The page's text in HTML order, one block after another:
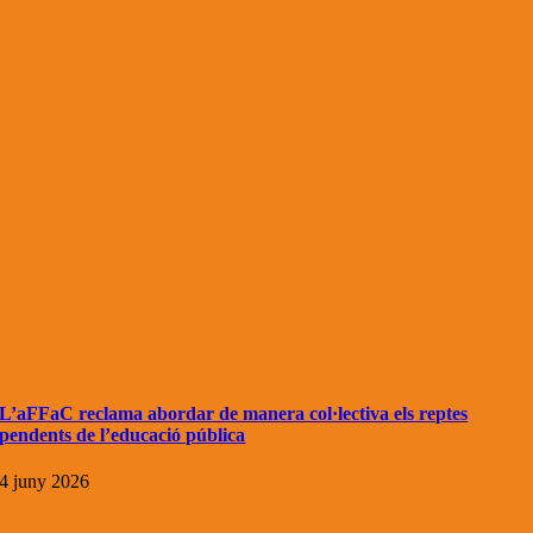
L’aFFaC reclama abordar de manera col·lectiva els reptes
pendents de l’educació pública
4 juny 2026